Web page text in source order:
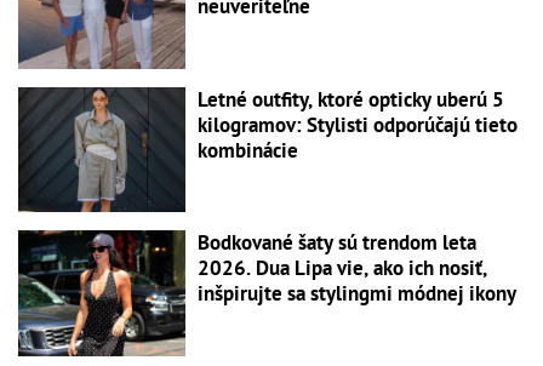
neuveriteľne
Letné outfity, ktoré opticky uberú 5
kilogramov: Stylisti odporúčajú tieto
kombinácie
Bodkované šaty sú trendom leta
2026. Dua Lipa vie, ako ich nosiť,
inšpirujte sa stylingmi módnej ikony